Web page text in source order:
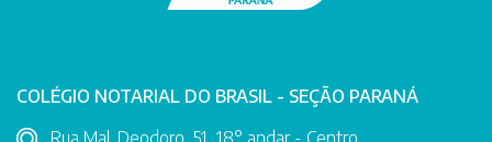
COLÉGIO NOTARIAL DO BRASIL - SEÇÃO PARANÁ
Rua Mal. Deodoro, 51, 18° andar - Centro